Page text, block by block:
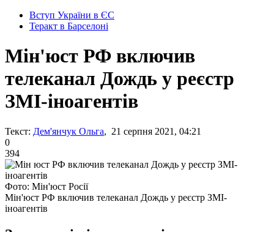
Вступ України в ЄС
Теракт в Барселоні
Мін'юст РФ включив
телеканал Дождь у реєстр
ЗМІ-іноагентів
Текст: Дем'янчук Ольга, 21 серпня 2021, 04:21
0
394
Фото: Мін'юст Росії
Мін'юст РФ включив телеканал Дождь у реєстр ЗМІ-
іноагентів